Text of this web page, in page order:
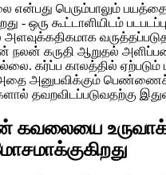
என்பது பெரும்பாலும் பயத்தை
- ஒரு கூட்டாளியிடம்
நலன் கருதி ஆறுதல்
கர்ப்ப காலத்தில் ஏற்படும்
அனுபவிக்கும்
தவறவிடப்படுவதற்கு
கவலையை